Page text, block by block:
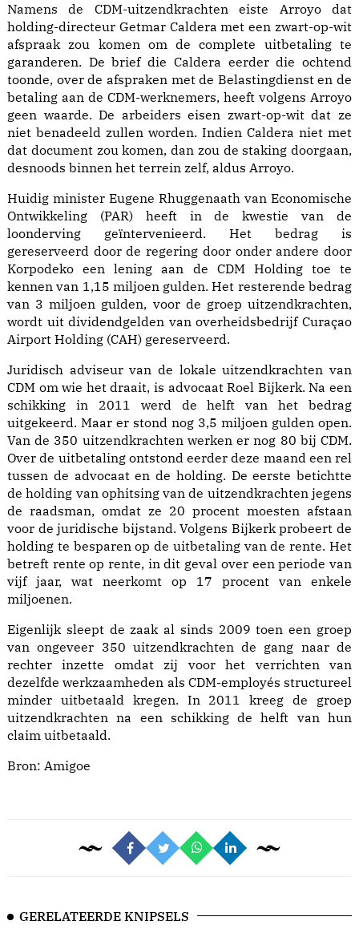
Namens de CDM-uitzendkrachten eiste Arroyo dat
holding-directeur Getmar Caldera met een zwart-op-wit
afspraak zou komen om de complete uitbetaling te
garanderen. De brief die Caldera eerder die ochtend
toonde, over de afspraken met de Belastingdienst en de
betaling aan de CDM-werknemers, heeft volgens Arroyo
geen waarde. De arbeiders eisen zwart-op-wit dat ze
niet benadeeld zullen worden. Indien Caldera niet met
dat document zou komen, dan zou de staking doorgaan,
desnoods binnen het terrein zelf, aldus Arroyo.
Huidig minister Eugene Rhuggenaath van Economische
Ontwikkeling (PAR) heeft in de kwestie van de
loonderving geïntervenieerd. Het bedrag is
gereserveerd door de regering door onder andere door
Korpodeko een lening aan de CDM Holding toe te
kennen van 1,15 miljoen gulden. Het resterende bedrag
van 3 miljoen gulden, voor de groep uitzendkrachten,
wordt uit dividendgelden van overheidsbedrijf Curaçao
Airport Holding (CAH) gereserveerd.
Juridisch adviseur van de lokale uitzendkrachten van
CDM om wie het draait, is advocaat Roel Bijkerk. Na een
schikking in 2011 werd de helft van het bedrag
uitgekeerd. Maar er stond nog 3,5 miljoen gulden open.
Van de 350 uitzendkrachten werken er nog 80 bij CDM.
Over de uitbetaling ontstond eerder deze maand een rel
tussen de advocaat en de holding. De eerste betichtte
de holding van ophitsing van de uitzendkrachten jegens
de raadsman, omdat ze 20 procent moesten afstaan
voor de juridische bijstand. Volgens Bijkerk probeert de
holding te besparen op de uitbetaling van de rente. Het
betreft rente op rente, in dit geval over een periode van
vijf jaar, wat neerkomt op 17 procent van enkele
miljoenen.
Eigenlijk sleept de zaak al sinds 2009 toen een groep
van ongeveer 350 uitzendkrachten de gang naar de
rechter inzette omdat zij voor het verrichten van
dezelfde werkzaamheden als CDM-employés structureel
minder uitbetaald kregen. In 2011 kreeg de groep
uitzendkrachten na een schikking de helft van hun
claim uitbetaald.
Bron: Amigoe
GERELATEERDE KNIPSELS